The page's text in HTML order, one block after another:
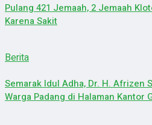
Pulang 421 Jemaah, 2 Jemaah
Karena Sakit
Berita
Semarak Idul Adha, Dr. H. Afrizen
Warga Padang di Halaman Kantor